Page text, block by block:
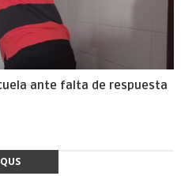
ante falta de respuesta